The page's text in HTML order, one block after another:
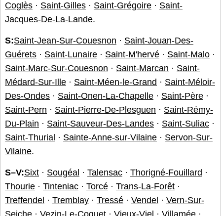
Coglès · Saint-Gilles · Saint-Grégoire · Saint-
Jacques-De-La-Lande.
S:Saint-Jean-Sur-Couesnon · Saint-Jouan-Des-
Guérets · Saint-Lunaire · Saint-M'hervé · Saint-Malo ·
Saint-Marc-Sur-Couesnon · Saint-Marcan · Saint-
Médard-Sur-Ille · Saint-Méen-le-Grand · Saint-Méloir-
Des-Ondes · Saint-Onen-La-Chapelle · Saint-Père ·
Saint-Pern · Saint-Pierre-De-Plesguen · Saint-Rémy-
Du-Plain · Saint-Sauveur-Des-Landes · Saint-Suliac ·
Saint-Thurial · Sainte-Anne-sur-Vilaine · Servon-Sur-
Vilaine.
S–V:Sixt · Sougéal · Talensac · Thorigné-Fouillard ·
Thourie · Tinteniac · Torcé · Trans-La-Forêt ·
Treffendel · Tremblay · Tressé · Vendel · Vern-Sur-